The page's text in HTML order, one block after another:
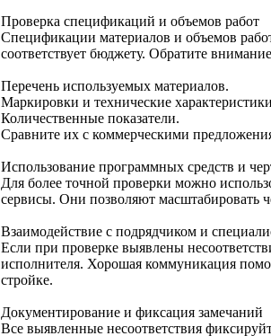
Проверка спецификаций и объемов работ
Спецификации материалов и объемов
соответствует бюджету. Обратите
Перечень используемых материалов.
Маркировки и технические
Количественные показатели.
Сравните их с коммерческими
Использование программных средств и
Для более точной проверки можно
сервисы. Они позволяют масштабировать
Взаимодействие с подрядчиком и
Если при проверке выявлены
исполнителя. Хорошая коммуникация
стройке.
Документирование и фиксация замечаний
Все выявленные несоответствия